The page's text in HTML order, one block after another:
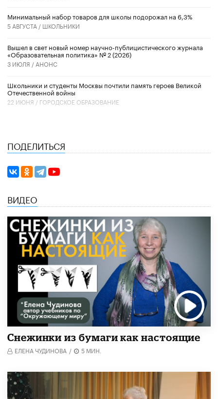
Минимальный набор товаров для школы подорожал на 6,3%
5 АВГУСТА / ШКОЛЬНИКИ
Вышел в свет новый номер научно-публицистического журнала
«Образовательная политика» № 2 (2026)
3 ИЮЛЯ / АНОНС
Школьники и студенты Москвы почтили память героев Великой
Отечественной войны
22 ИЮНЯ / ГОРОДСКОЕ ОБРАЗОВАНИЕ
ПОДЕЛИТЬСЯ
ВИДЕО
Снежинки из бумаги как настоящие
ЕЛЕНА ЧУДИНОВА / 5 МИН.